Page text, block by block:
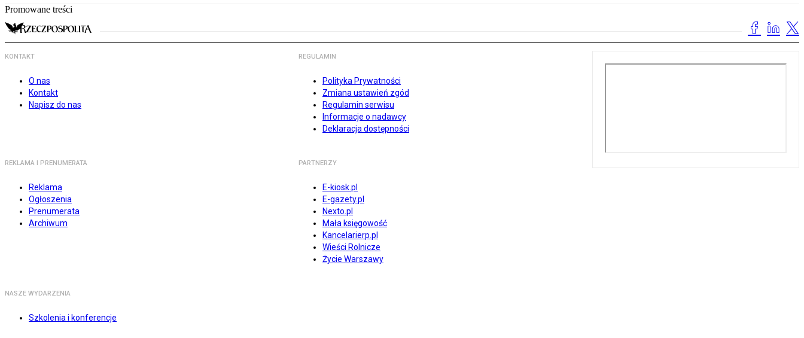
Promowane treści
KONTAKT
O nas
Kontakt
Napisz do nas
REGULAMIN
Polityka Prywatności
Zmiana ustawień zgód
Regulamin serwisu
Informacje o nadawcy
Deklaracja dostępności
REKLAMA I PRENUMERATA
Reklama
Ogłoszenia
Prenumerata
Archiwum
PARTNERZY
E-kiosk.pl
E-gazety.pl
Nexto.pl
Mała księgowość
Kancelarierp.pl
Wieści Rolnicze
Życie Warszawy
NASZE WYDARZENIA
Szkolenia i konferencje